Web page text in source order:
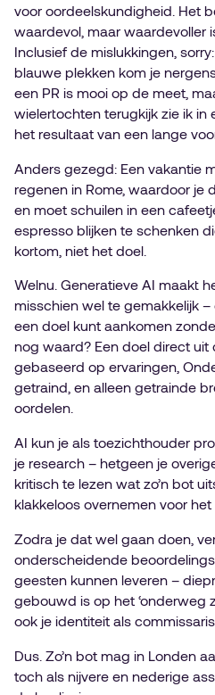
voor oordeelskundigheid. Het
waardevol, maar waardevoller
Inclusief de mislukkingen,
blauwe plekken kom je
een PR is mooi op de meet,
wielertochten terugkijk zie ik in
het resultaat van een lange
Anders gezegd: Een vakantie
regenen in Rome, waardoor je
en moet schuilen in een
espresso blijken te schenken
kortom, niet het doel.
Welnu. Generatieve AI maakt
misschien wel te gemakkelijk –
een doel kunt aankomen
nog waard? Een doel direct uit
gebaseerd op ervaringen,
getraind, en alleen getrainde
oordelen.
AI kun je als toezichthouder
je research – hetgeen je
kritisch te lezen wat zo’n bot
klakkeloos overnemen voor het
Zodra je dat wel gaan doen,
onderscheidende
geesten kunnen leveren –
gebouwd is op het ‘onderweg
ook je identiteit als
Dus. Zo’n bot mag in Londen
toch als nijvere en nederige